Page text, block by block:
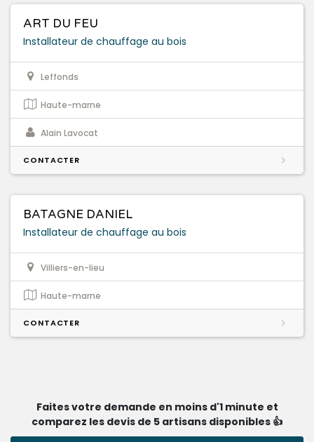
ART DU FEU
Installateur de chauffage au bois
Leffonds
Haute-marne
Alain Lavocat
CONTACTER
BATAGNE DANIEL
Installateur de chauffage au bois
Villiers-en-lieu
Haute-marne
CONTACTER
Faites votre demande en moins d'1 minute et
comparez les devis de 5 artisans disponibles 👍